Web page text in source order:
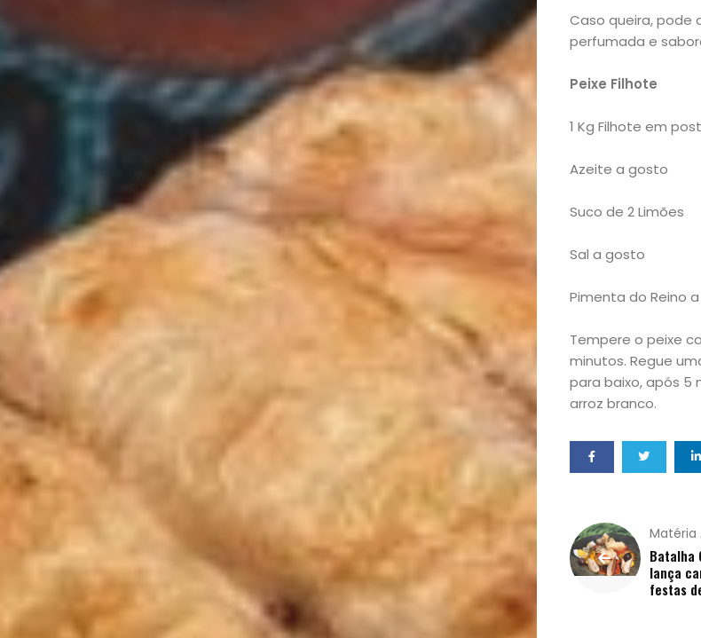
Exclusiva
Homem
Mães
&
Filhos
Notícias
Opinião
Pets
Receitas
Saúde
e
Qualidade
de
Caso queira, pode
perfumada e
Peixe Filhote
1 Kg Filhote em
Azeite a gosto
Suco de 2 Limões
Sal a gosto
Pimenta do Reino
Tempere o peixe
minutos. Regue
para baixo, após 5
arroz branco.
Matéria
Batalha
lança
festas